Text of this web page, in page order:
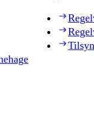
Tilsyn